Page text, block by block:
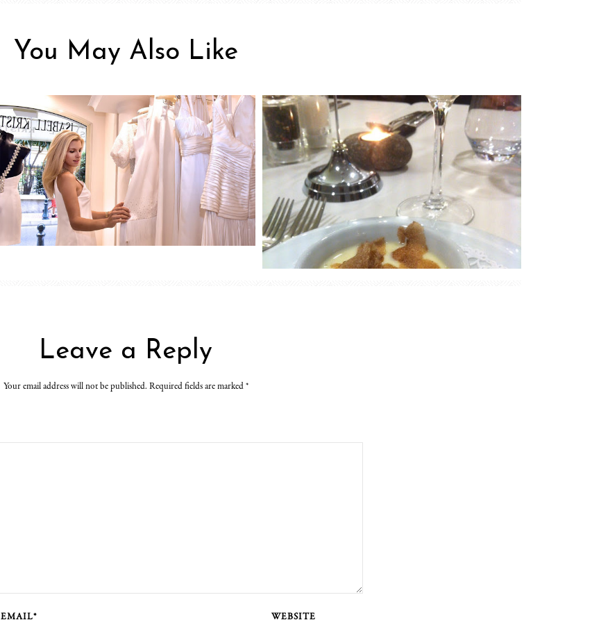
You May Also Like
Leave a Reply
Your email address will not be published. Required fields are marked *
EMAIL* WEBSITE